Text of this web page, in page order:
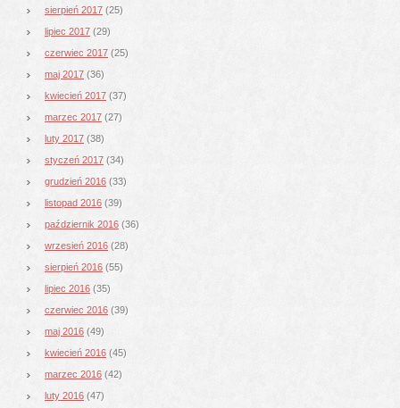
sierpień 2017 (25)
lipiec 2017 (29)
czerwiec 2017 (25)
maj 2017 (36)
kwiecień 2017 (37)
marzec 2017 (27)
luty 2017 (38)
styczeń 2017 (34)
grudzień 2016 (33)
listopad 2016 (39)
październik 2016 (36)
wrzesień 2016 (28)
sierpień 2016 (55)
lipiec 2016 (35)
czerwiec 2016 (39)
maj 2016 (49)
kwiecień 2016 (45)
marzec 2016 (42)
luty 2016 (47)